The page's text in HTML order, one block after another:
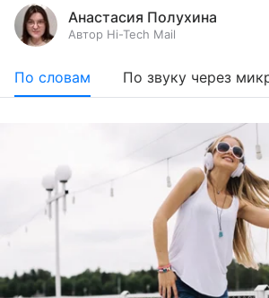
Анастасия Полухина
Автор Hi-Tech Mail
По словам По звуку через